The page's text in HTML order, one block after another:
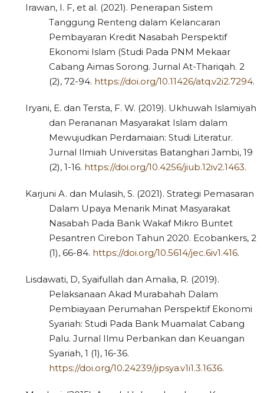
Irawan, I. F, et al. (2021). Penerapan Sistem
Tanggung Renteng dalam Kelancaran
Pembayaran Kredit Nasabah Perspektif
Ekonomi Islam (Studi Pada PNM Mekaar
Cabang Aimas Sorong. Jurnal At-Thariqah. 2
(2), 72-94. https://doi.org/10.11426/atq.v2i2.7294.
Iryani, E. dan Tersta, F. W. (2019). Ukhuwah Islamiyah
dan Perananan Masyarakat Islam dalam
Mewujudkan Perdamaian: Studi Literatur.
Jurnal Ilmiah Universitas Batanghari Jambi, 19
(2), 1-16. https://doi.org/10.4256/jiub.12iv2.1463.
Karjuni A. dan Mulasih, S. (2021). Strategi Pemasaran
Dalam Upaya Menarik Minat Masyarakat
Nasabah Pada Bank Wakaf Mikro Buntet
Pesantren Cirebon Tahun 2020. Ecobankers, 2
(1), 66-84. https://doi.org/10.5614/jec.6iv1.416.
Lisdawati, D, Syaifullah dan Amalia, R. (2019).
Pelaksanaan Akad Murabahah Dalam
Pembiayaan Perumahan Perspektif Ekonomi
Syariah: Studi Pada Bank Muamalat Cabang
Palu. Jurnal Ilmu Perbankan dan Keuangan
Syariah, 1 (1), 16-36.
https://doi.org/10.24239/jipsya.v1i1.3.1636.